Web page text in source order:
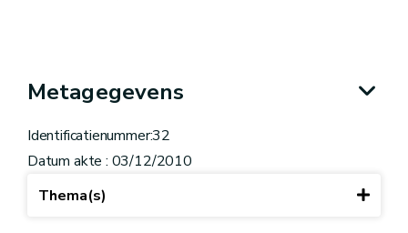
Metagegevens
Identificatienummer:32
Datum akte : 03/12/2010
Thema(s)